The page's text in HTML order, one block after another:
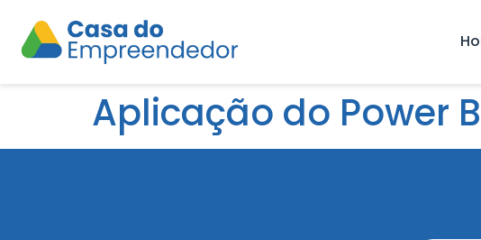
Aplicação do Power